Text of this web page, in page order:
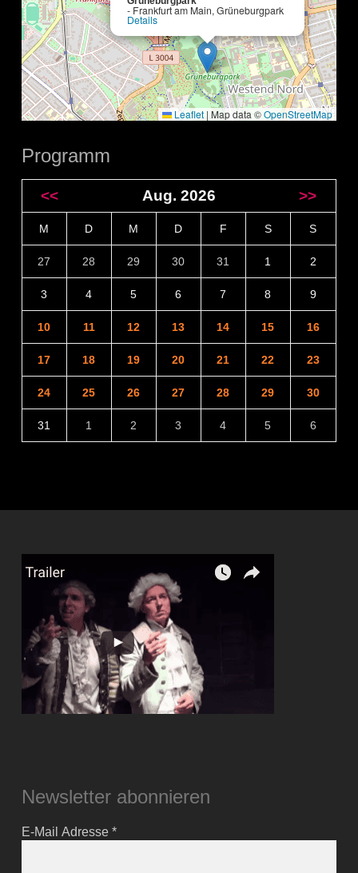
- Frankfurt am Main, Grüneburgpark
Details
Leaflet | Map data ©OpenStreetMap
Programm
<< Aug. 2026 >>
M D M D F S S
27 28 29 30 31 1 2
3 4 5 6 7 8 9
10 11 12 13 14 15 16
17 18 19 20 21 22 23
24 25 26 27 28 29 30
31 1 2 3 4 5 6
Newsletter abonnieren
E-Mail Adresse *